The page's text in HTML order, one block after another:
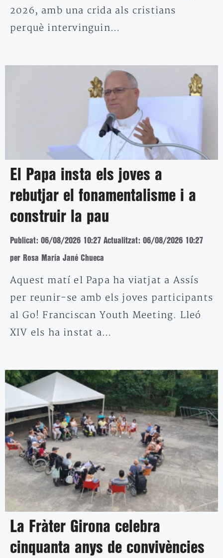
2026, amb una crida als cristians
perquè intervinguin…
El Papa insta els joves a
rebutjar el fonamentalisme i a
construir la pau
Publicat: 06/08/2026 10:27 Actualitzat: 06/08/2026 10:27
per Rosa María Jané Chueca
Aquest matí el Papa ha viatjat a Assís
per reunir-se amb els joves participants
al Go! Franciscan Youth Meeting. Lleó
XIV els ha instat a…
La Fràter Girona celebra
cinquanta anys de convivències